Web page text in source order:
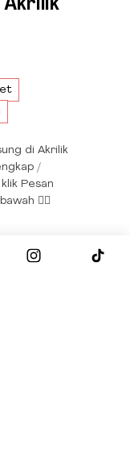
Akrilik
di Akrilik
/
Pesan
👇🏻
sekarang